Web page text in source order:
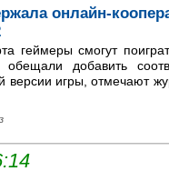
онлайн-
геймеры смогут
добавить
версии игры, отмечают